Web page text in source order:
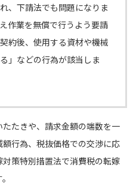
、下請法でも問題になりま
作業を無償で行うよう要請
約後、使用する資材や機械
」などの行為が該当しま
たきや、請求金額の端数を一
行為、税抜価格での交渉に応
策特別措置法で消費税の転嫁